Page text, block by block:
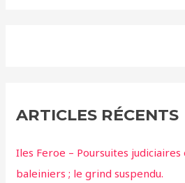
ARTICLES RÉCENTS
Iles Feroe – Poursuites
baleiniers ; le grind suspendu.